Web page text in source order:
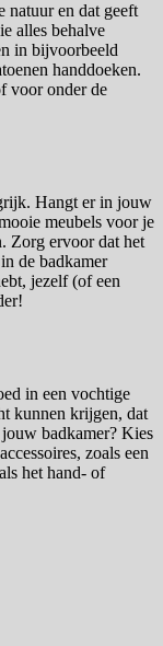
natuur en dat geeft
alles behalve
in bijvoorbeeld
handdoeken.
voor onder de
Hangt er in jouw
meubels voor je
Zorg ervoor dat het
de badkamer
jezelf (of een
in een vochtige
kunnen krijgen, dat
badkamer? Kies
zoals een
het hand- of